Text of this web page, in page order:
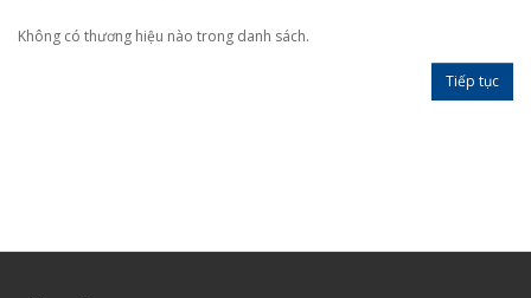
Không có thương hiệu nào trong danh sách.
Tiếp tục